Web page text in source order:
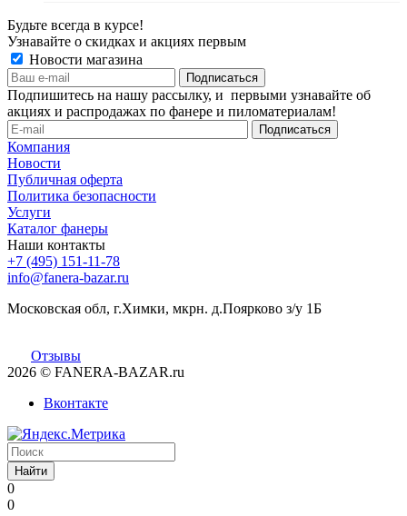
Будьте всегда в курсе!
Узнавайте о скидках и акциях первым
Новости магазина
Подпишитесь на нашу рассылку, и первыми узнавайте об
акциях и распродажах по фанере и пиломатериалам!
Компания
Новости
Публичная оферта
Политика безопасности
Услуги
Каталог фанеры
Наши контакты
+7 (495) 151-11-78
info@fanera-bazar.ru
Московская обл, г.Химки, мкрн. д.Поярково з/у 1Б
Отзывы
2026 © FANERA-BAZAR.ru
Вконтакте
Найти
0
0